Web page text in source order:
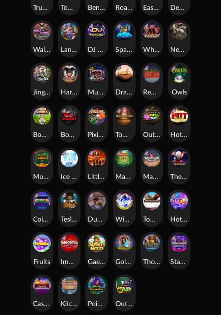
Munchies
Nexus Tombstone RIP
Outsourced: Payday
Manhattan Goes Wild
Roadkill
Book Of Shadows
Casino Win Spin
Hot Nudge
Space Donkey
Land of the Free
Starstruck
Monkey's Gold xPays Little Bighorn
Benji Killed in Vegas
Poison Eve
Devil's Crossroad
Tomb of Nefertiti
Tomb of Akhenaten
Golden Genie And The Walking Wilds
Dragon Tribe
Immortal Fruits
Tesla Jolt Dungeon Quest
Coins of Fortune
Mayan Magic Wildfire
WiXX
Outsourced: Slash Game
Fruits
Bonus Bunnies
DJ Psycho
Hot 4 Cash
Tombstone
Owls
Gaelic Gold
East Coast Vs West Coast
The Creepy Carnival
Whacked
Jingle Balls Harlequin Carnival
Walk of Shame
Kitchen Drama: Sushi Mania
Pixies vs Pirates
Thor: Hammer Time
Ice Ice Yeti
Remember Gulag
True kult